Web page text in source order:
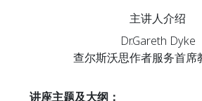
主讲人介绍
Dr.Gareth Dyke
查尔斯沃思作者服务首席
讲座主题及大纲：